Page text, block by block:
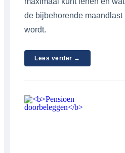
de bijbehorende maandlast
wordt.
Lees verder →